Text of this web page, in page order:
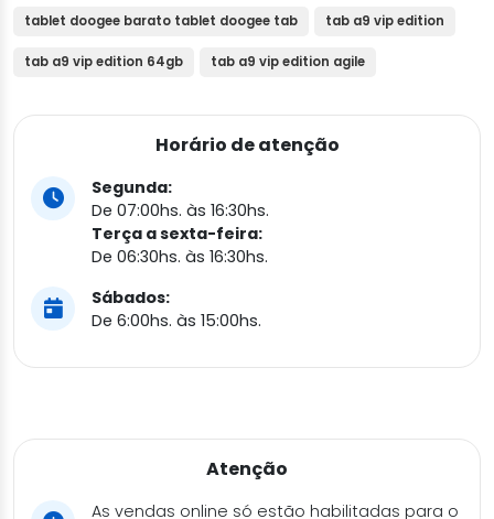
tablet doogee barato tablet doogee tab tab a9 vip edition
tab a9 vip edition 64gb tab a9 vip edition agile
Horário de atenção
Segunda:
De 07:00hs. às 16:30hs.
Terça a sexta-feira:
De 06:30hs. às 16:30hs.
Sábados:
De 6:00hs. às 15:00hs.
Atenção
As vendas online só estão habilitadas para o